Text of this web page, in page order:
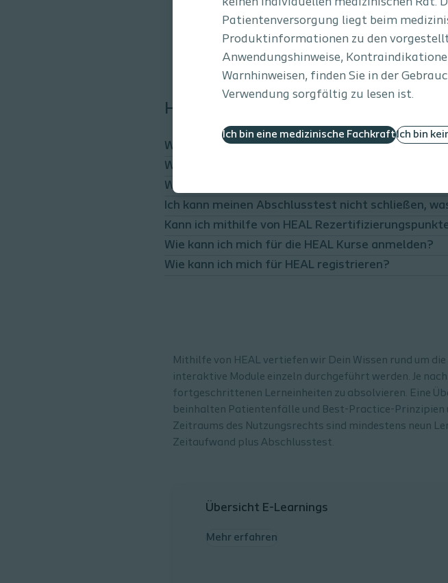
Patientenversorgung liegt beim
Produktinformationen zu den
Anwendungshinweise,
Warnhinweisen, finden Sie in der
Verwendung sorgfältig zu lesen ist.
Ich bin eine medizinische FachkraftIch bin
Häufig gestellte Fragen rund um HEAL:
Wie rezertifiziere ich mich?​
Wo kann ich meine Teilnahmebescheinigung
Wie lang habe ich Zugriff auf meine Kurse?​
Ich kann meinen Abschlusstest nicht schließen,
Kann ich mithilfe von HEAL
Wie kann ich mich für die HEAL Kurse anmelden?
Wie kann ich mich für HEAL registrieren?
Mithilfe von HEAL vertiefen wir Dein Wissen rund um
interaktive Module einzeln durchgeführt werden. Je
fortgeschrittenen Lerneinheiten zu absolvieren. Eine
beinhalten Patientenfälle und Best-Practice-Prinzipien
Zeitraums des Nutzungsrechts sind mindestens neun
Zeitaufwand plus Abschlusstest.
Übersicht E-Learnings
Mehr erfahren